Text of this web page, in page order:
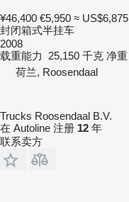
¥46,400 €5,950 ≈ US$6,875
封闭箱式半挂车
2008
载重能力
25,150 千克 净重
荷兰, Roosendaal
Trucks Roosendaal B.V.
在 Autoline 注册 12 年
联系卖方